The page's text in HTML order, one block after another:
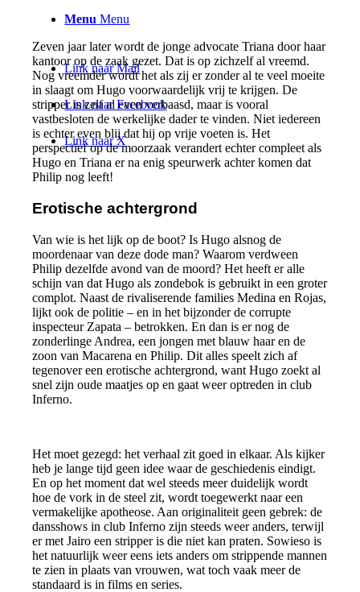
Menu Menu
Link naar Mail
Link naar Facebook
Link naar X
Zeven jaar later wordt de jonge advocate Triana door haar
kantoor op de zaak gezet. Dat is op zichzelf al vreemd.
Nog vreemder wordt het als zij er zonder al te veel moeite
in slaagt om Hugo voorwaardelijk vrij te krijgen. De
stripper is zelf al even verbaasd, maar is vooral
vastbesloten de werkelijke dader te vinden. Niet iedereen
is echter even blij dat hij op vrije voeten is. Het
perspectief op de moorzaak verandert echter compleet als
Hugo en Triana er na enig speurwerk achter komen dat
Philip nog leeft!
Erotische achtergrond
Van wie is het lijk op de boot? Is Hugo alsnog de
moordenaar van deze dode man? Waarom verdween
Philip dezelfde avond van de moord? Het heeft er alle
schijn van dat Hugo als zondebok is gebruikt in een groter
complot. Naast de rivaliserende families Medina en Rojas,
lijkt ook de politie – en in het bijzonder de corrupte
inspecteur Zapata – betrokken. En dan is er nog de
zonderlinge Andrea, een jongen met blauw haar en de
zoon van Macarena en Philip. Dit alles speelt zich af
tegenover een erotische achtergrond, want Hugo zoekt al
snel zijn oude maatjes op en gaat weer optreden in club
Inferno.
Het moet gezegd: het verhaal zit goed in elkaar. Als kijker
heb je lange tijd geen idee waar de geschiedenis eindigt.
En op het moment dat wel steeds meer duidelijk wordt
hoe de vork in de steel zit, wordt toegewerkt naar een
vermakelijke apotheose. Aan originaliteit geen gebrek: de
dansshows in club Inferno zijn steeds weer anders, terwijl
er met Jairo een stripper is die niet kan praten. Sowieso is
het natuurlijk weer eens iets anders om strippende mannen
te zien in plaats van vrouwen, wat toch vaak meer de
standaard is in films en series.